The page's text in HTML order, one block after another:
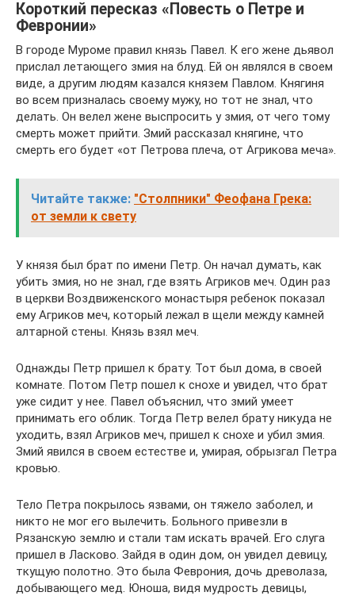
Короткий пересказ «Повесть о Петре и
Февронии»
В городе Муроме правил князь Павел. К его жене дьявол
прислал летающего змия на блуд. Ей он являлся в своем
виде, а другим людям казался князем Павлом. Княгиня
во всем призналась своему мужу, но тот не знал, что
делать. Он велел жене выспросить у змия, от чего тому
смерть может прийти. Змий рассказал княгине, что
смерть его будет «от Петрова плеча, от Агрикова меча».
Читайте также: "Столпники" Феофана Грека:
от земли к свету
У князя был брат по имени Петр. Он начал думать, как
убить змия, но не знал, где взять Агриков меч. Один раз
в церкви Воздвиженского монастыря ребенок показал
ему Агриков меч, который лежал в щели между камней
алтарной стены. Князь взял меч.
Однажды Петр пришел к брату. Тот был дома, в своей
комнате. Потом Петр пошел к снохе и увидел, что брат
уже сидит у нее. Павел объяснил, что змий умеет
принимать его облик. Тогда Петр велел брату никуда не
уходить, взял Агриков меч, пришел к снохе и убил змия.
Змий явился в своем естестве и, умирая, обрызгал Петра
кровью.
Тело Петра покрылось язвами, он тяжело заболел, и
никто не мог его вылечить. Больного привезли в
Рязанскую землю и стали там искать врачей. Его слуга
пришел в Ласково. Зайдя в один дом, он увидел девицу,
ткущую полотно. Это была Феврония, дочь древолаза,
добывающего мед. Юноша, видя мудрость девицы,